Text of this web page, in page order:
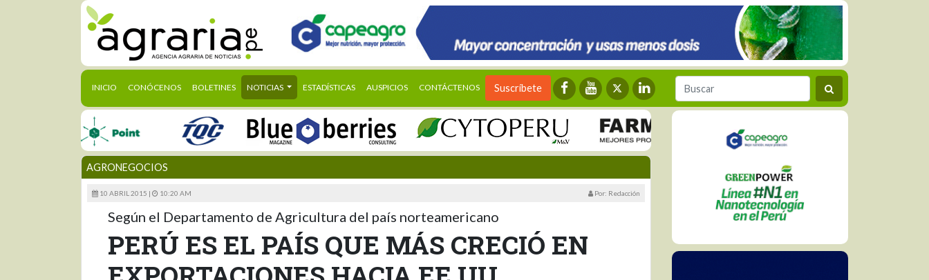
INICIO (CURRENT)
CONÓCENOS BOLETINES NOTICIAS ESTADÍSTICAS AUSPICIOS CONTÁCTENOS Suscríbete
AGRONEGOCIOS
10 ABRIL 2015 | 10:20 AM Por: Redacción
Según el Departamento de Agricultura del país norteamericano
PERÚ ES EL PAÍS QUE MÁS CRECIÓ EN